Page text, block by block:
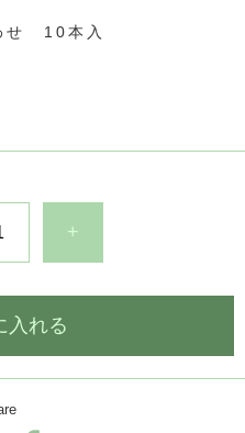
せ 10本入
+
入れる